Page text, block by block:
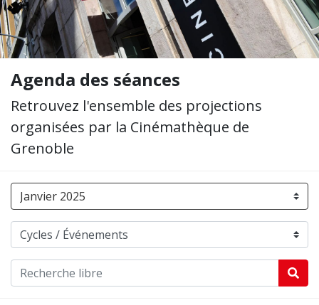
Agenda des séances
Retrouvez l'ensemble des projections
organisées par la Cinémathèque de
Grenoble